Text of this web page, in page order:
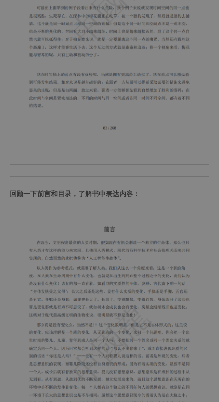
回顾一下前言和目录，了解书中表达内容：